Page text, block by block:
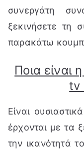
συνεργάτη
ξεκινήσετε τη
παρακάτω
Ποια είναι
tv
Είναι
έρχονται με τα
την ικανότητά